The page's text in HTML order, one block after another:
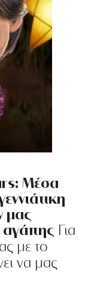
Μέσα
μας
αγάπης Για
με τo
να μας